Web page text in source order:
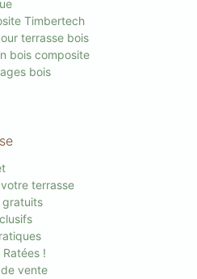
Timbertech
terrasse bois
bois composite
bois
terrasse
gratuits
!
vente